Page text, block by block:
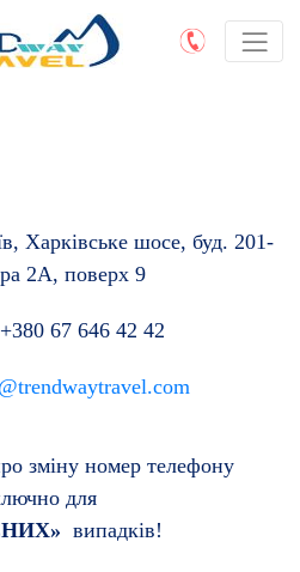
Харківське шосе, буд. 201-
2А, поверх 9
+380 67 646 42 42
зміну номер телефону
для
випадків!